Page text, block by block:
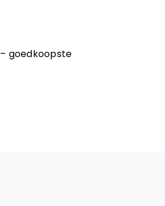
– goedkoopste